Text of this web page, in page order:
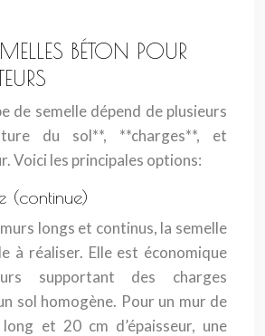
BÉTON POUR
de semelle dépend de plusieurs
du sol**, **charges**, et
Voici les principales options:
(continue)
longs et continus, la semelle
à réaliser. Elle est économique
supportant des charges
sol homogène. Pour un mur de
et 20 cm d’épaisseur, une